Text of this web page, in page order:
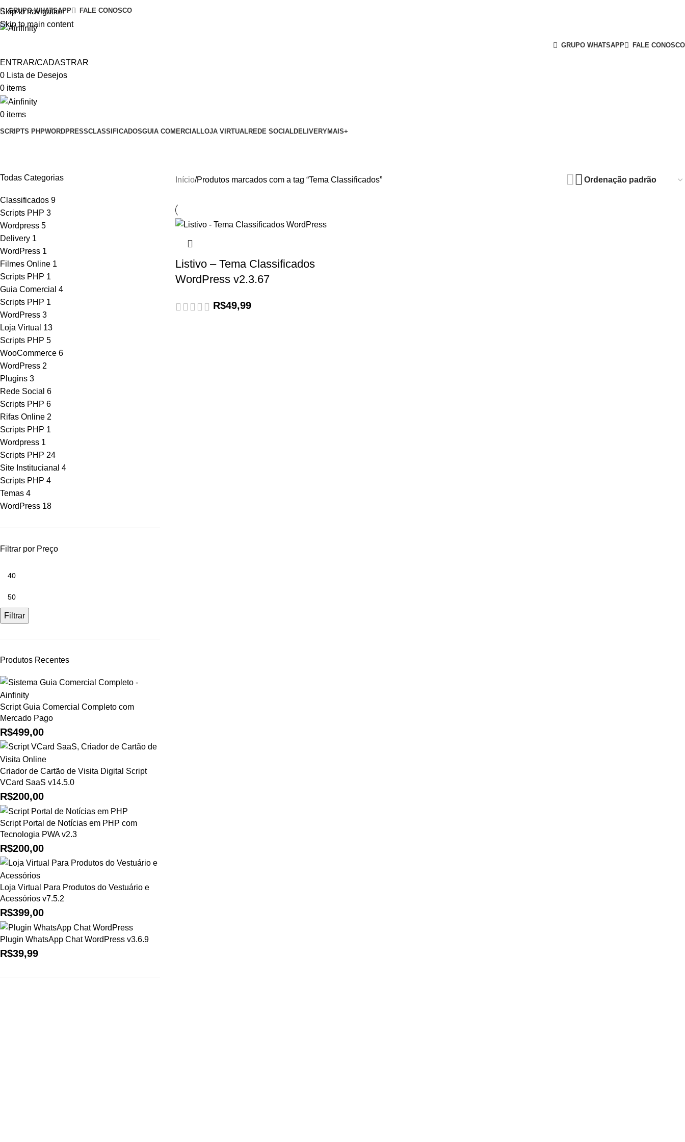
Skip to navigation
Skip to main content
GRUPO WHATSAPP FALE CONOSCO
GRUPO WHATSAPP FALE CONOSCO
ENTRAR/CADASTRAR
0 Lista de Desejos
0 items
0 items
SCRIPTS PHPWORDPRESSCLASSIFICADOSGUIA COMERCIALLOJA VIRTUALREDE SOCIALDELIVERYMAIS+
Todas Categorias
Classificados 9
Scripts PHP 3
Wordpress 5
Delivery 1
WordPress 1
Filmes Online 1
Scripts PHP 1
Guia Comercial 4
Scripts PHP 1
WordPress 3
Loja Virtual 13
Scripts PHP 5
WooCommerce 6
WordPress 2
Plugins 3
Rede Social 6
Scripts PHP 6
Rifas Online 2
Scripts PHP 1
Wordpress 1
Scripts PHP 24
Site Institucianal 4
Scripts PHP 4
Temas 4
WordPress 18
Filtrar por Preço
Filtrar
Produtos Recentes
Script Guia Comercial Completo com
Mercado Pago
R$499,00
Criador de Cartão de Visita Digital Script
VCard SaaS v14.5.0
R$200,00
Script Portal de Notícias em PHP com
Tecnologia PWA v2.3
R$200,00
Loja Virtual Para Produtos do Vestuário e
Acessórios v7.5.2
R$399,00
Plugin WhatsApp Chat WordPress v3.6.9
R$39,99
Início Produtos marcados com a tag “Tema Classificados”
Listivo – Tema Classificados
WordPress v2.3.67
R$49,99